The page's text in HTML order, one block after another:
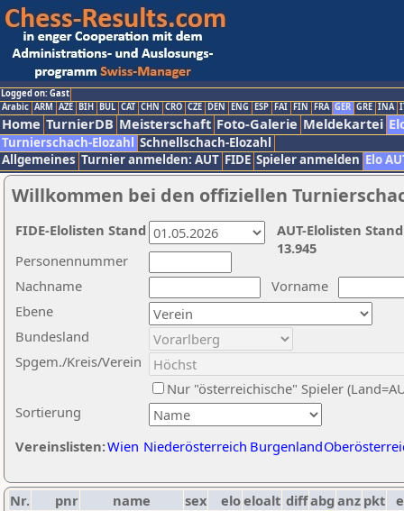
Logged on: Gast
Arabic ARM AZE BIH BUL CAT CHN CRO CZE DEN ENG ESP FAI FIN FRA GER GRE INA
Home TurnierDB Meisterschaft Foto-Galerie Meldekartei
Turnierschach-Elozahl Schnellschach-Elozahl
Allgemeines Turnier anmelden: AUT FIDE Spieler anmelden Elo
Willkommen bei den offiziellen
Nachname
Vorname
Ebene
Sortierung
Personennummer
Bundesland
Spgem./Kreis/Verein
Nur "österreichische" Spieler
Vereinslisten:Wien Niederösterreich Burgenland
AUT-Elolisten
13.945
FIDE-Elolisten Stand
Nr. pnr name sex eloeloalt diffabg anz pkt